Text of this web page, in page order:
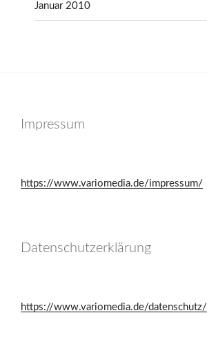
Januar 2010
Impressum
https://www.variomedia.de/impressum/
Datenschutzerklärung
https://www.variomedia.de/datenschutz/